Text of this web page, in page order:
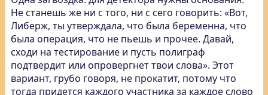
Не станешь же ни с того, ни с сего говорить: «Вот,
Либерж, ты утверждала, что была беременна, что
была операция, что не пьешь и прочее. Давай,
сходи на тестирование и пусть полиграф
подтвердит или опровергнет твои слова». Этот
вариант, грубо говоря, не прокатит, потому что
тогда придется каждого участника за каждое слово